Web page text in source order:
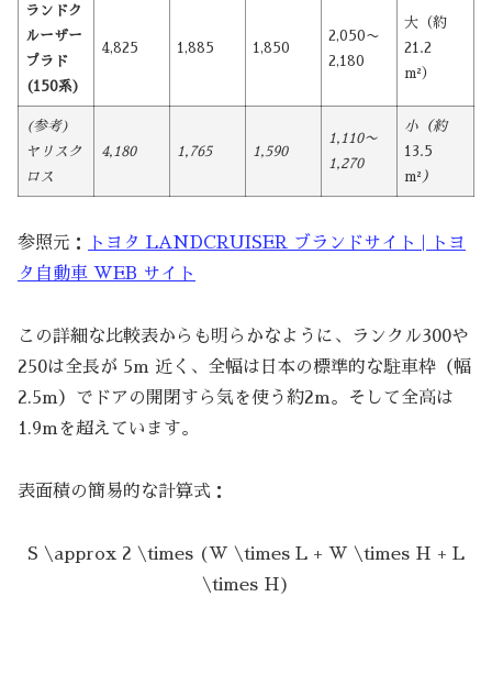
ランドク
ルーザー
プラド
(150系)
4,825 1,885 1,850
2,050〜
2,180
大（約
21.2
m²）
(参考)
ヤリスク
ロス
4,180 1,765 1,590
1,110〜
1,270
小（約
13.5
m² ）
参照元：
トヨタ LANDCRUISER ブランドサイト | トヨ
タ自動車 WEB サイト
この詳細な比較表からも明らかなように、ランクル300や
250は全長が 5m 近く、全幅は日本の標準的な駐車枠（幅
2.5m）でドアの開閉すら気を使う約2m。そして全高は
1.9mを超えています。
表面積の簡易的な計算式：
S \approx 2 \times (W \times L + W \times H + L
\times H)